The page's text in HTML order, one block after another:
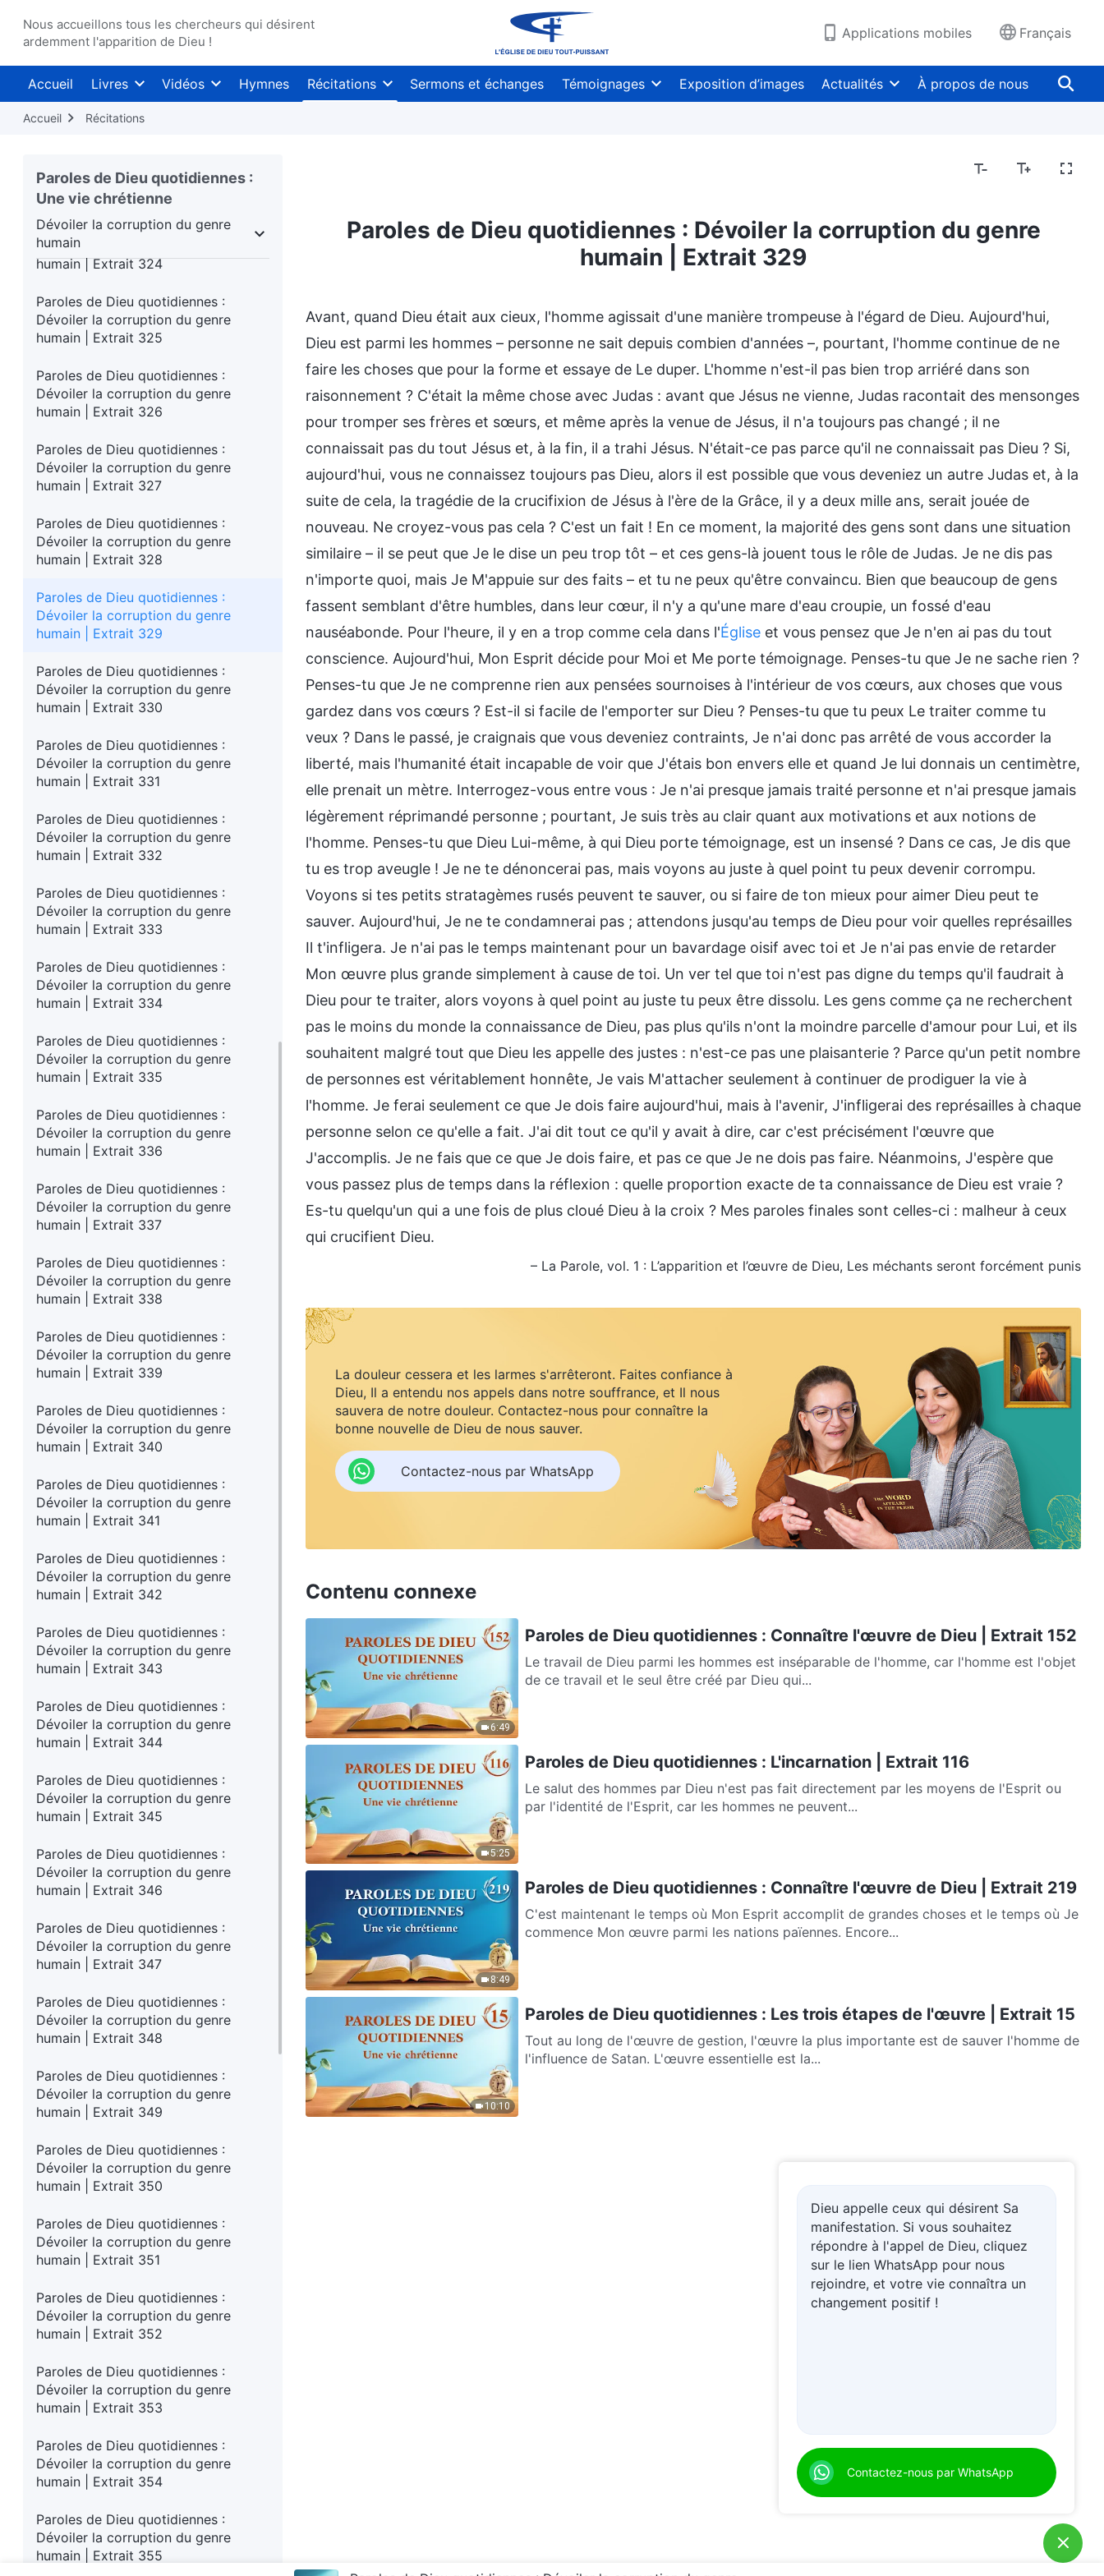
Nous accueillons tous les chercheurs qui désirent
ardemment l'apparition de Dieu !
Applications mobiles Français
Accueil Livres Vidéos Hymnes Récitations Sermons et échanges Témoignages Exposition d’images Actualités À propos de nous
Accueil Récitations
Paroles de Dieu quotidiennes :
Une vie chrétienne
Dévoiler la corruption du genre
humain
Dévoiler la corruption du genre humain Destinations et issues
Dévoiler la corruption du genre
humain | Extrait 321
Paroles de Dieu quotidiennes :
Dévoiler la corruption du genre
humain | Extrait 322
Dévoiler la corruption du genre
humain | Extrait 323
Paroles de Dieu quotidiennes :
Dévoiler la corruption du genre
humain | Extrait 324
Paroles de Dieu quotidiennes :
Dévoiler la corruption du genre
humain | Extrait 325
Paroles de Dieu quotidiennes :
Dévoiler la corruption du genre
humain | Extrait 326
Paroles de Dieu quotidiennes :
Dévoiler la corruption du genre
humain | Extrait 327
Paroles de Dieu quotidiennes :
Dévoiler la corruption du genre
humain | Extrait 328
Paroles de Dieu quotidiennes :
Dévoiler la corruption du genre
humain | Extrait 329
Paroles de Dieu quotidiennes :
Dévoiler la corruption du genre
humain | Extrait 330
Paroles de Dieu quotidiennes :
Dévoiler la corruption du genre
humain | Extrait 331
Paroles de Dieu quotidiennes :
Dévoiler la corruption du genre
humain | Extrait 332
Paroles de Dieu quotidiennes :
Dévoiler la corruption du genre
humain | Extrait 333
Paroles de Dieu quotidiennes :
Dévoiler la corruption du genre
humain | Extrait 334
Paroles de Dieu quotidiennes :
Dévoiler la corruption du genre
humain | Extrait 335
Paroles de Dieu quotidiennes :
Dévoiler la corruption du genre
humain | Extrait 336
Paroles de Dieu quotidiennes :
Dévoiler la corruption du genre
humain | Extrait 337
Paroles de Dieu quotidiennes :
Dévoiler la corruption du genre
humain | Extrait 338
Paroles de Dieu quotidiennes :
Dévoiler la corruption du genre
humain | Extrait 339
Paroles de Dieu quotidiennes :
Dévoiler la corruption du genre
humain | Extrait 340
Paroles de Dieu quotidiennes :
Dévoiler la corruption du genre
humain | Extrait 341
Paroles de Dieu quotidiennes :
Dévoiler la corruption du genre
humain | Extrait 342
Paroles de Dieu quotidiennes :
Dévoiler la corruption du genre
humain | Extrait 343
Paroles de Dieu quotidiennes :
Dévoiler la corruption du genre
humain | Extrait 344
Paroles de Dieu quotidiennes :
Dévoiler la corruption du genre
humain | Extrait 345
Paroles de Dieu quotidiennes :
Dévoiler la corruption du genre
humain | Extrait 346
Paroles de Dieu quotidiennes :
Dévoiler la corruption du genre
humain | Extrait 347
Paroles de Dieu quotidiennes :
Dévoiler la corruption du genre
humain | Extrait 348
Paroles de Dieu quotidiennes :
Dévoiler la corruption du genre
humain | Extrait 349
Paroles de Dieu quotidiennes :
Dévoiler la corruption du genre
humain | Extrait 350
Paroles de Dieu quotidiennes :
Dévoiler la corruption du genre
humain | Extrait 351
Paroles de Dieu quotidiennes :
Dévoiler la corruption du genre
humain | Extrait 352
Paroles de Dieu quotidiennes :
Dévoiler la corruption du genre
humain | Extrait 353
Paroles de Dieu quotidiennes :
Dévoiler la corruption du genre
humain | Extrait 354
Paroles de Dieu quotidiennes :
Dévoiler la corruption du genre
humain | Extrait 355
Paroles de Dieu quotidiennes : Dévoiler la corruption du genre
humain | Extrait 329
Avant, quand Dieu était aux cieux, l'homme agissait d'une manière trompeuse à l'égard de Dieu. Aujourd'hui,
Dieu est parmi les hommes – personne ne sait depuis combien d'années –, pourtant, l'homme continue de ne
faire les choses que pour la forme et essaye de Le duper. L'homme n'est-il pas bien trop arriéré dans son
raisonnement ? C'était la même chose avec Judas : avant que Jésus ne vienne, Judas racontait des mensonges
pour tromper ses frères et sœurs, et même après la venue de Jésus, il n'a toujours pas changé ; il ne
connaissait pas du tout Jésus et, à la fin, il a trahi Jésus. N'était-ce pas parce qu'il ne connaissait pas Dieu ? Si,
aujourd'hui, vous ne connaissez toujours pas Dieu, alors il est possible que vous deveniez un autre Judas et, à la
suite de cela, la tragédie de la crucifixion de Jésus à l'ère de la Grâce, il y a deux mille ans, serait jouée de
nouveau. Ne croyez-vous pas cela ? C'est un fait ! En ce moment, la majorité des gens sont dans une situation
similaire – il se peut que Je le dise un peu trop tôt – et ces gens-là jouent tous le rôle de Judas. Je ne dis pas
n'importe quoi, mais Je M'appuie sur des faits – et tu ne peux qu'être convaincu. Bien que beaucoup de gens
fassent semblant d'être humbles, dans leur cœur, il n'y a qu'une mare d'eau croupie, un fossé d'eau
nauséabonde. Pour l'heure, il y en a trop comme cela dans l'Église et vous pensez que Je n'en ai pas du tout
conscience. Aujourd'hui, Mon Esprit décide pour Moi et Me porte témoignage. Penses-tu que Je ne sache rien ?
Penses-tu que Je ne comprenne rien aux pensées sournoises à l'intérieur de vos cœurs, aux choses que vous
gardez dans vos cœurs ? Est-il si facile de l'emporter sur Dieu ? Penses-tu que tu peux Le traiter comme tu
veux ? Dans le passé, je craignais que vous deveniez contraints, Je n'ai donc pas arrêté de vous accorder la
liberté, mais l'humanité était incapable de voir que J'étais bon envers elle et quand Je lui donnais un centimètre,
elle prenait un mètre. Interrogez-vous entre vous : Je n'ai presque jamais traité personne et n'ai presque jamais
légèrement réprimandé personne ; pourtant, Je suis très au clair quant aux motivations et aux notions de
l'homme. Penses-tu que Dieu Lui-même, à qui Dieu porte témoignage, est un insensé ? Dans ce cas, Je dis que
tu es trop aveugle ! Je ne te dénoncerai pas, mais voyons au juste à quel point tu peux devenir corrompu.
Voyons si tes petits stratagèmes rusés peuvent te sauver, ou si faire de ton mieux pour aimer Dieu peut te
sauver. Aujourd'hui, Je ne te condamnerai pas ; attendons jusqu'au temps de Dieu pour voir quelles représailles
Il t'infligera. Je n'ai pas le temps maintenant pour un bavardage oisif avec toi et Je n'ai pas envie de retarder
Mon œuvre plus grande simplement à cause de toi. Un ver tel que toi n'est pas digne du temps qu'il faudrait à
Dieu pour te traiter, alors voyons à quel point au juste tu peux être dissolu. Les gens comme ça ne recherchent
pas le moins du monde la connaissance de Dieu, pas plus qu'ils n'ont la moindre parcelle d'amour pour Lui, et ils
souhaitent malgré tout que Dieu les appelle des justes : n'est-ce pas une plaisanterie ? Parce qu'un petit nombre
de personnes est véritablement honnête, Je vais M'attacher seulement à continuer de prodiguer la vie à
l'homme. Je ferai seulement ce que Je dois faire aujourd'hui, mais à l'avenir, J'infligerai des représailles à chaque
personne selon ce qu'elle a fait. J'ai dit tout ce qu'il y avait à dire, car c'est précisément l'œuvre que
J'accomplis. Je ne fais que ce que Je dois faire, et pas ce que Je ne dois pas faire. Néanmoins, J'espère que
vous passez plus de temps dans la réflexion : quelle proportion exacte de ta connaissance de Dieu est vraie ?
Es-tu quelqu'un qui a une fois de plus cloué Dieu à la croix ? Mes paroles finales sont celles-ci : malheur à ceux
qui crucifient Dieu.
– La Parole, vol. 1 : L’apparition et l’œuvre de Dieu, Les méchants seront forcément punis
La douleur cessera et les larmes s'arrêteront. Faites confiance à
Dieu, Il a entendu nos appels dans notre souffrance, et Il nous
sauvera de notre douleur. Contactez-nous pour connaître la
bonne nouvelle de Dieu de nous sauver.
Contactez-nous par WhatsApp
Contenu connexe
6:49
Paroles de Dieu quotidiennes : Connaître l'œuvre de Dieu | Extrait 152
Le travail de Dieu parmi les hommes est inséparable de l'homme, car l'homme est l'objet
de ce travail et le seul être créé par Dieu qui...
5:25
Paroles de Dieu quotidiennes : L'incarnation | Extrait 116
Le salut des hommes par Dieu n'est pas fait directement par les moyens de l'Esprit ou
par l'identité de l'Esprit, car les hommes ne peuvent...
8:49
Paroles de Dieu quotidiennes : Connaître l'œuvre de Dieu | Extrait 219
C'est maintenant le temps où Mon Esprit accomplit de grandes choses et le temps où Je
commence Mon œuvre parmi les nations païennes. Encore...
10:10
Paroles de Dieu quotidiennes : Les trois étapes de l'œuvre | Extrait 15
Tout au long de l'œuvre de gestion, l'œuvre la plus importante est de sauver l'homme de
l'influence de Satan. L'œuvre essentielle est la...
Dieu appelle ceux qui désirent Sa
manifestation. Si vous souhaitez
répondre à l'appel de Dieu, cliquez
sur le lien WhatsApp pour nous
rejoindre, et votre vie connaîtra un
changement positif !
Contactez-nous par WhatsApp